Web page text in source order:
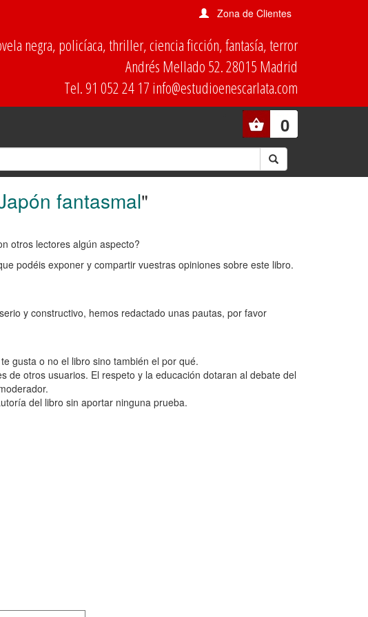
Zona de Clientes
negra, policíaca, thriller, ciencia ficción, fantasía, terror
Andrés Mellado 52. 28015 Madrid
Tel. 91 052 24 17 info@estudioenescarlata.com
0
fantasmal"
otros lectores algún aspecto?
podéis exponer y compartir vuestras opiniones sobre este libro.
y constructivo, hemos redactado unas pautas, por favor
gusta o no el libro sino también el por qué.
de otros usuarios. El respeto y la educación dotaran al debate del
del libro sin aportar ninguna prueba.